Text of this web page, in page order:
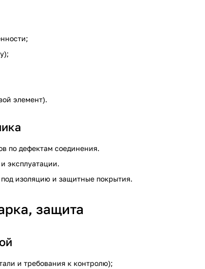
элемент).
по дефектам соединения.
эксплуатации.
под изоляцию и защитные покрытия.
защита
и требования к контролю);